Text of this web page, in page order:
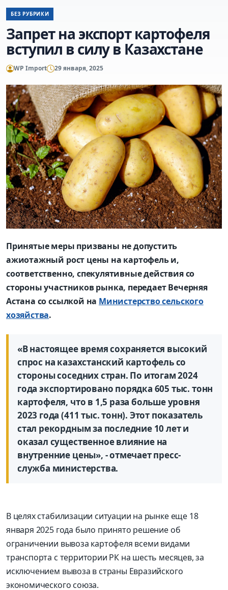
БЕЗ РУБРИКИ
Запрет на экспорт картофеля
вступил в силу в Казахстане
WP Import 29 января, 2025
Принятые меры призваны не допустить
ажиотажный рост цены на картофель и,
соответственно, спекулятивные действия со
стороны участников рынка, передает Вечерняя
Астана со ссылкой на Министерство сельского
хозяйства.
«В настоящее время сохраняется высокий
спрос на казахстанский картофель со
стороны соседних стран. По итогам 2024
года экспортировано порядка 605 тыс. тонн
картофеля, что в 1,5 раза больше уровня
2023 года (411 тыс. тонн). Этот показатель
стал рекордным за последние 10 лет и
оказал существенное влияние на
внутренние цены», - отмечает пресс-
служба министерства.
В целях стабилизации ситуации на рынке еще 18
января 2025 года было принято решение об
ограничении вывоза картофеля всеми видами
транспорта с территории РК на шесть месяцев, за
исключением вывоза в страны Евразийского
экономического союза.